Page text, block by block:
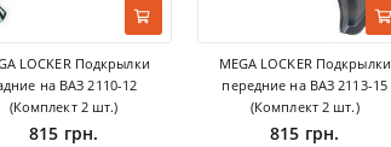
LOCKER Подкрылки
на ВАЗ 2110-12
(Комплект 2 шт.)
815 грн.
MEGA LOCKER Подкрылки
передние на ВАЗ 2113-15
(Комплект 2 шт.)
815 грн.